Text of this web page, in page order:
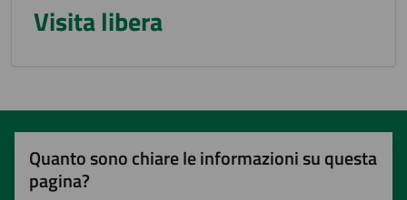
Visita libera
Quanto sono chiare le informazioni su questa
pagina?